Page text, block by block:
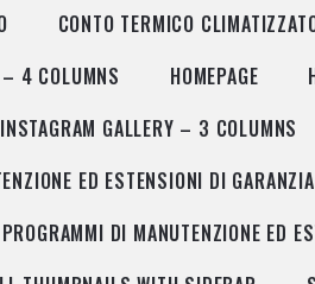
CONTO TERMICO
4 COLUMNS HOMEPAGE
INSTAGRAM GALLERY – 3 COLUMNS
ED ESTENSIONI DI GARANZIA
PROGRAMMI DI MANUTENZIONE ED